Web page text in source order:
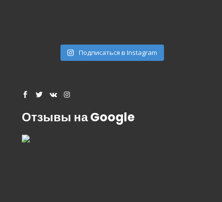
Подписаться в Instagram
Отзывы на Google